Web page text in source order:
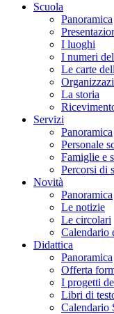
Scuola
Panoramica
I luoghi
I numeri
Le carte
La storia
Servizi
Panoramica
Personale
Famiglie e
Percorsi di
Novità
Panoramica
Le notizie
Le circolari
Calendario
Didattica
Panoramica
Offerta
I progetti
Libri di
Calendario